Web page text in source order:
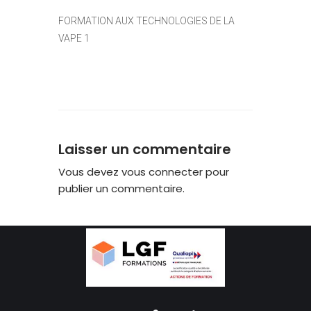
FORMATION AUX TECHNOLOGIES DE LA
VAPE 1
Laisser un commentaire
Vous devez vous connecterpour
publier un commentaire.